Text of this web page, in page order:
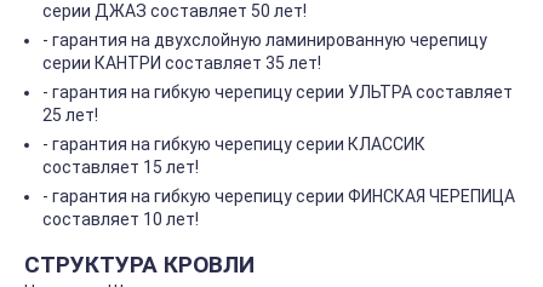
серии ДЖАЗ составляет 50 лет!
- гарантия на двухслойную ламинированную черепицу
серии КАНТРИ составляет 35 лет!
- гарантия на гибкую черепицу серии УЛЬТРА составляет
25 лет!
- гарантия на гибкую черепицу серии КЛАССИК
составляет 15 лет!
- гарантия на гибкую черепицу серии ФИНСКАЯ ЧЕРЕПИЦА
составляет 10 лет!
СТРУКТУРА КРОВЛИ